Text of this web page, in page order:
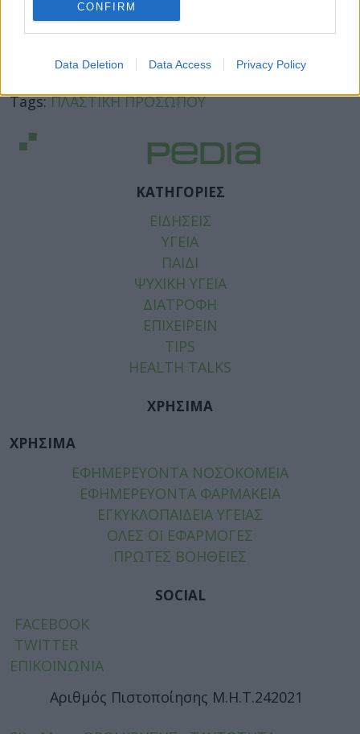
CONFIRM
Data Deletion Data Access Privacy Policy
Facebook
Twitter
Tags:ΠΛΑΣΤΙΚΗ ΠΡΟΣΩΠΟΥ
ΚΑΤΗΓΟΡΙΕΣ
ΕΙΔΗΣΕΙΣ
ΥΓΕΙΑ
ΠΑΙΔΙ
ΨΥΧΙΚΗ ΥΓΕΙΑ
ΔΙΑΤΡΟΦΗ
ΕΠΙΧΕΙΡΕΙΝ
TIPS
HEALTH TALKS
ΧΡΗΣΙΜΑ
ΧΡΗΣΙΜΑ
ΕΦΗΜΕΡΕΥΟΝΤΑ ΝΟΣΟΚΟΜΕΙΑ
ΕΦΗΜΕΡΕΥΟΝΤΑ ΦΑΡΜΑΚΕΙΑ
ΕΓΚΥΚΛΟΠΑΙΔΕΙΑ ΥΓΕΙΑΣ
ΟΛΕΣ ΟΙ ΕΦΑΡΜΟΓΕΣ
ΠΡΩΤΕΣ ΒΟΗΘΕΙΕΣ
SOCIAL
FACEBOOK
TWITTER
ΕΠΙΚΟΙΝΩΝΙΑ
Αριθμός Πιστοποίησης Μ.Η.Τ.242021